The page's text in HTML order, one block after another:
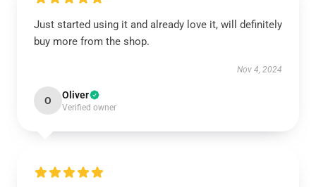
Just started using it and already love it, will definitely
buy more from the shop.
Nov 4, 2024
O Oliver
Verified owner